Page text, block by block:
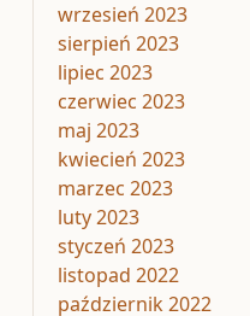
wrzesień 2023
sierpień 2023
lipiec 2023
czerwiec 2023
maj 2023
kwiecień 2023
marzec 2023
luty 2023
styczeń 2023
listopad 2022
październik 2022